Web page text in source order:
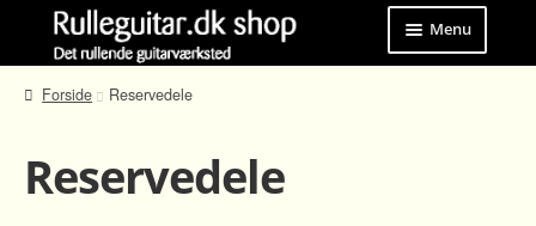
Spring
til
navigation
Spring
til
indhold
Menu
Brugt
Forside Reservedele
Reservedele